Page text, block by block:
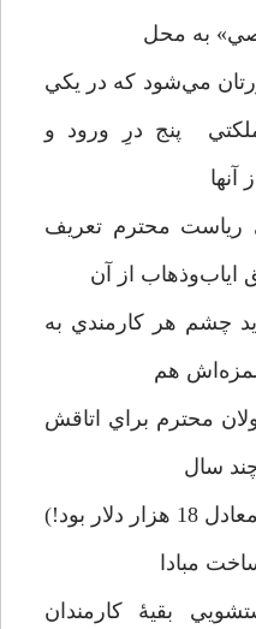
به محل
مي‌شود كه در يكي
پنج درِ ورود و
رياست محترم تعريف
از آن
چشم هر كارمندي به
هم
محترم براي اتاقش
پيش كه 16 ميليون تومان معادل 18 هزار دلار بود!)
مبادا
بقیۀ كارمندان